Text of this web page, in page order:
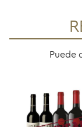
Puede